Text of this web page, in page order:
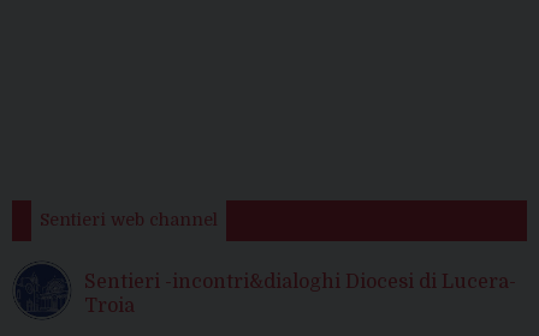
Sentieri web channel
Sentieri -incontri&dialoghi Diocesi di Lucera-
Troia